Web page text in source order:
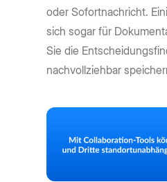
oder Sofortnachricht.
sich sogar für
Sie die
nachvollziehbar